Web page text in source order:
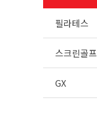
필라테스
스크린골프
GX